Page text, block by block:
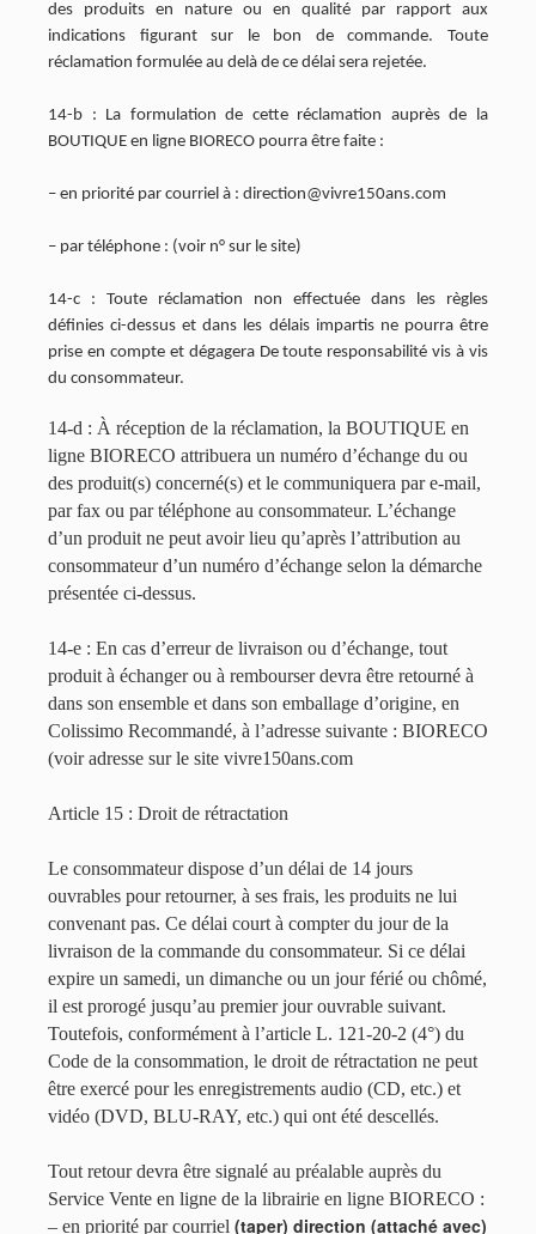
des produits en nature ou en qualité par rapport aux
indications figurant sur le bon de commande. Toute
réclamation formulée au delà de ce délai sera rejetée.
14-b : La formulation de cette réclamation auprès de la
BOUTIQUE en ligne BIORECO pourra être faite :
– en priorité par courriel à : direction@vivre150ans.com
– par téléphone : (voir n° sur le site)
14-c : Toute réclamation non effectuée dans les règles
définies ci-dessus et dans les délais impartis ne pourra être
prise en compte et dégagera De toute responsabilité vis à vis
du consommateur.
14-d : À réception de la réclamation, la BOUTIQUE en
ligne BIORECO attribuera un numéro d’échange du ou
des produit(s) concerné(s) et le communiquera par e-mail,
par fax ou par téléphone au consommateur. L’échange
d’un produit ne peut avoir lieu qu’après l’attribution au
consommateur d’un numéro d’échange selon la démarche
présentée ci-dessus.
14-e : En cas d’erreur de livraison ou d’échange, tout
produit à échanger ou à rembourser devra être retourné à
dans son ensemble et dans son emballage d’origine, en
Colissimo Recommandé, à l’adresse suivante : BIORECO
(voir adresse sur le site vivre150ans.com
Article 15 : Droit de rétractation
Le consommateur dispose d’un délai de 14 jours
ouvrables pour retourner, à ses frais, les produits ne lui
convenant pas. Ce délai court à compter du jour de la
livraison de la commande du consommateur. Si ce délai
expire un samedi, un dimanche ou un jour férié ou chômé,
il est prorogé jusqu’au premier jour ouvrable suivant.
Toutefois, conformément à l’article L. 121-20-2 (4°) du
Code de la consommation, le droit de rétractation ne peut
être exercé pour les enregistrements audio (CD, etc.) et
vidéo (DVD, BLU-RAY, etc.) qui ont été descellés.
Tout retour devra être signalé au préalable auprès du
Service Vente en ligne de la librairie en ligne BIORECO :
– en priorité par courriel (taper) direction (attaché avec)